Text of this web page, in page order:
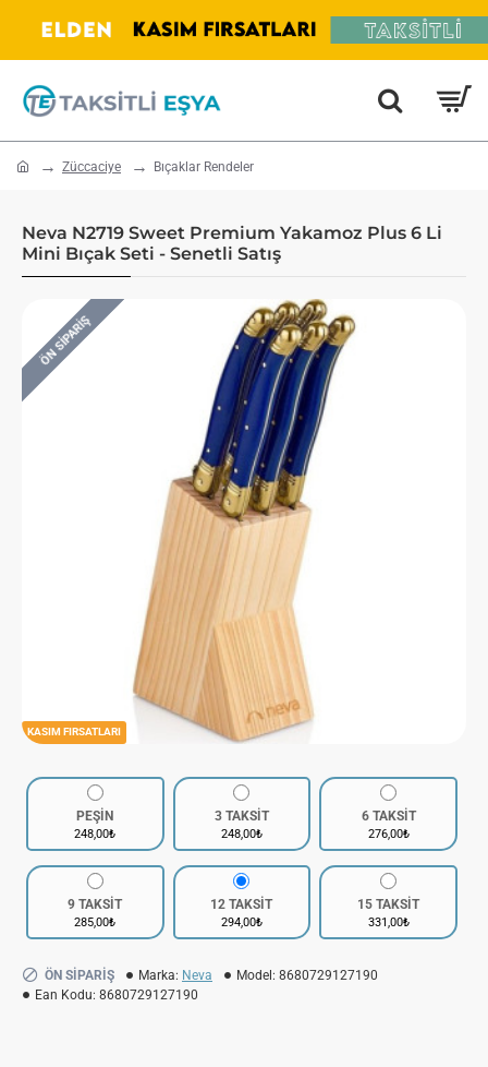
home Züccaciye Bıçaklar Rendeler
Neva N2719 Sweet Premium Yakamoz Plus 6 Li
Mini Bıçak Seti - Senetli Satış
KASIM FIRSATLARI
ÖN SIPARIŞ
PEŞİN
248,00₺
3 TAKSİT
248,00₺
6 TAKSİT
276,00₺
9 TAKSİT
285,00₺
12 TAKSİT
294,00₺
15 TAKSİT
331,00₺
ÖN SIPARIŞ Marka: Neva Model: 8680729127190
Ean Kodu: 8680729127190